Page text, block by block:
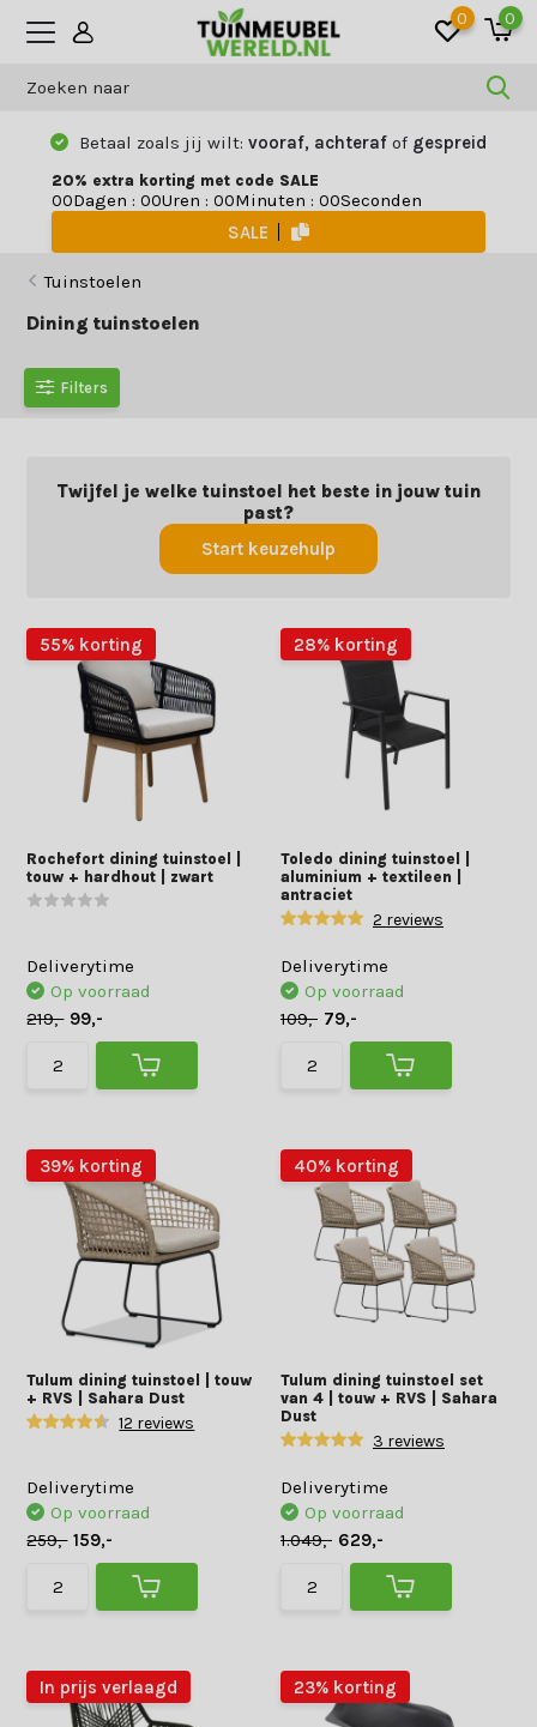
0 0
Betaal zoals jij wilt:vooraf, achterafof gespreid
20% extra korting met code SALE
00Dagen : 00Uren : 00Minuten : 00Seconden
SALE
Tuinstoelen
Dining tuinstoelen
Filters
Twijfel je welke tuinstoel het beste in jouw tuin
past?
Start keuzehulp
55% korting
Rochefort dining tuinstoel |
touw + hardhout | zwart
Deliverytime
Op voorraad
219,- 99,-
28% korting
Toledo dining tuinstoel |
aluminium + textileen |
antraciet
2 reviews
Deliverytime
Op voorraad
109,- 79,-
39% korting
Tulum dining tuinstoel | touw
+ RVS | Sahara Dust
12 reviews
Deliverytime
Op voorraad
259,- 159,-
40% korting
Tulum dining tuinstoel set
van 4 | touw + RVS | Sahara
Dust
3 reviews
Deliverytime
Op voorraad
1.049,- 629,-
In prijs verlaagd 23% korting